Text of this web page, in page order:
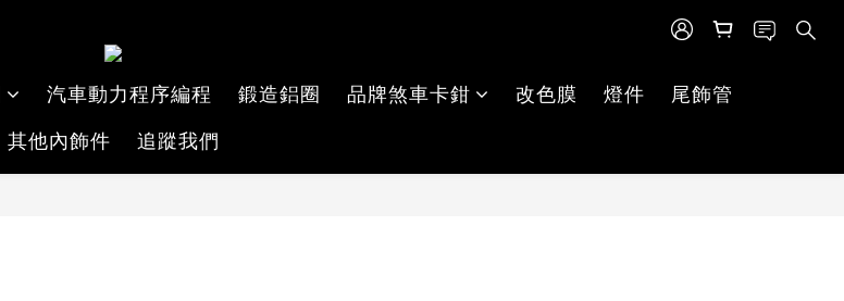
汽車動力程序編程 鍛造鋁圈 品牌煞車卡鉗 改色膜 燈件
尾飾管
其他內飾件
追蹤我們